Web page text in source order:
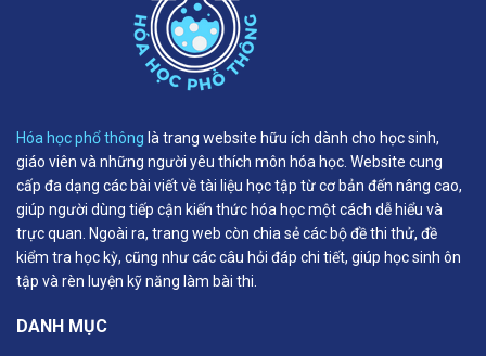
Hóa học phổ thông là trang website hữu ích dành cho học sinh,
giáo viên và những người yêu thích môn hóa học. Website cung
cấp đa dạng các bài viết về tài liệu học tập từ cơ bản đến nâng cao,
giúp người dùng tiếp cận kiến thức hóa học một cách dễ hiểu và
trực quan. Ngoài ra, trang web còn chia sẻ các bộ đề thi thử, đề
kiểm tra học kỳ, cũng như các câu hỏi đáp chi tiết, giúp học sinh ôn
tập và rèn luyện kỹ năng làm bài thi.
DANH MỤC